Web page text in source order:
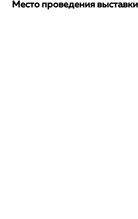
Место проведения